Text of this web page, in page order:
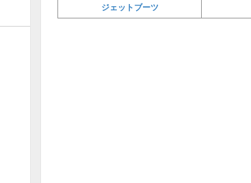
ジェットブーツ